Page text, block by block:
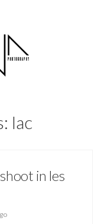
lac
in les